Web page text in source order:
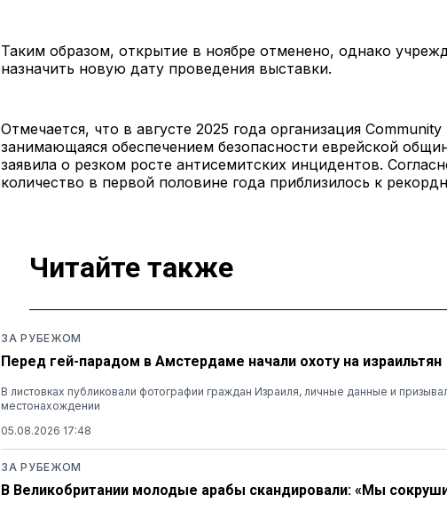
Таким образом, открытие в ноябре отменено, однако
назначить новую дату проведения выставки.
Отмечается, что в августе 2025 года организация
занимающаяся обеспечением безопасности еврейской
заявила о резком росте антисемитских инцидентов.
количество в первой половине года приблизилось к
Читайте также
ЗА РУБЕЖОМ
Перед гей-парадом в Амстердаме начали охоту на израильтян
В листовках публиковали фотографии граждан Израиля, личные данные и
местонахождении
05.08.2026 17:48
ЗА РУБЕЖОМ
В Великобритании молодые арабы скандировали: «Мы